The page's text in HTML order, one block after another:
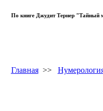
По книге Джудит Тернер "Тайный
Главная>>